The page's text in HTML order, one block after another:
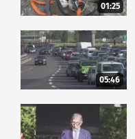
01:25
05:46